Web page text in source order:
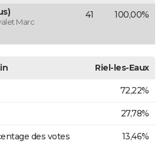
Marc
41 100,00%
Riel-les-Eaux
72,22%
27,78%
des votes
13,46%